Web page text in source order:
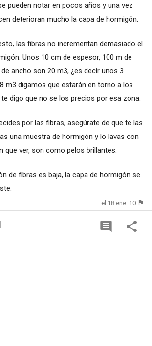
pueden notar en pocos años y una vez
deterioran mucho la capa de hormigón.
las fibras no incrementan demasiado el
Unos 10 cm de espesor, 100 m de
ancho son 20 m3, ¿es decir unos 3
m3 digamos que estarán en torno a los
digo que no se los precios por esa zona.
por las fibras, asegúrate de que te las
una muestra de hormigón y lo lavas con
que ver, son como pelos brillantes.
de fibras es baja, la capa de hormigón se
el 18 ene. 10